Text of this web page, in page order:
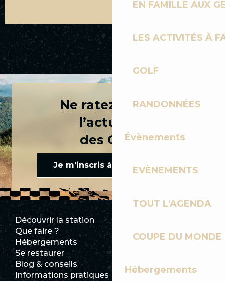
EN FAMILLE AUX
LES ACTIVITÉS À
GOLF
RANDONNÉES
Évènements
EVÈNEMENTS
TOUT L'AGENDA
COUPE DU
Hébergements
TOUR DU GOLF
Ne ratez rien de
l’actualité
des Gets !
Je m’inscris à la newsletter
Découvrir la station
Que faire ?
Hébergements
Se restaurer
Blog & conseils
Informations pratiques
Club Les Gets
Documentation
Ecotourisme
Mairie